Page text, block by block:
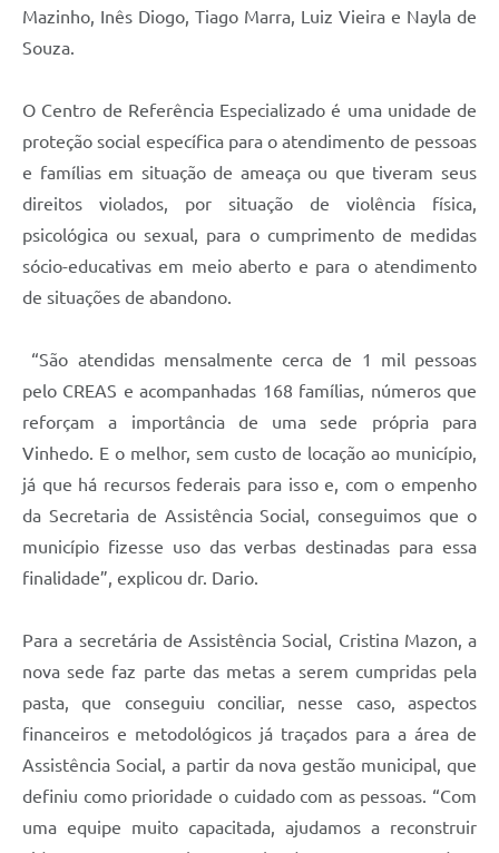
Mazinho, Inês Diogo, Tiago Marra, Luiz Vieira e Nayla de
Souza.
O Centro de Referência Especializado é uma unidade de
proteção social específica para o atendimento de pessoas
e famílias em situação de ameaça ou que tiveram seus
direitos violados, por situação de violência física,
psicológica ou sexual, para o cumprimento de medidas
sócio-educativas em meio aberto e para o atendimento
de situações de abandono.
“São atendidas mensalmente cerca de 1 mil pessoas
pelo CREAS e acompanhadas 168 famílias, números que
reforçam a importância de uma sede própria para
Vinhedo. E o melhor, sem custo de locação ao município,
já que há recursos federais para isso e, com o empenho
da Secretaria de Assistência Social, conseguimos que o
município fizesse uso das verbas destinadas para essa
finalidade”, explicou dr. Dario.
Para a secretária de Assistência Social, Cristina Mazon, a
nova sede faz parte das metas a serem cumpridas pela
pasta, que conseguiu conciliar, nesse caso, aspectos
financeiros e metodológicos já traçados para a área de
Assistência Social, a partir da nova gestão municipal, que
definiu como prioridade o cuidado com as pessoas. “Com
uma equipe muito capacitada, ajudamos a reconstruir